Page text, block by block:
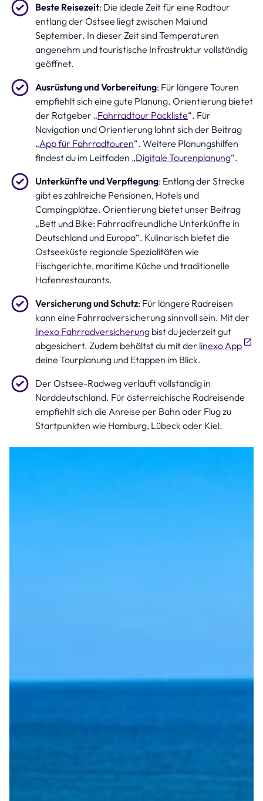
Beste Reisezeit: Die ideale Zeit für eine Radtour
entlang der Ostsee liegt zwischen Mai und
September. In dieser Zeit sind Temperaturen
angenehm und touristische Infrastruktur vollständig
geöffnet.
Ausrüstung und Vorbereitung: Für längere Touren
empfiehlt sich eine gute Planung. Orientierung bietet
der Ratgeber „Fahrradtour Packliste“. Für
Navigation und Orientierung lohnt sich der Beitrag
„App für Fahrradtouren“. Weitere Planungshilfen
findest du im Leitfaden „Digitale Tourenplanung“.
Unterkünfte und Verpflegung: Entlang der Strecke
gibt es zahlreiche Pensionen, Hotels und
Campingplätze. Orientierung bietet unser Beitrag
„Bett und Bike: Fahrradfreundliche Unterkünfte in
Deutschland und Europa“. Kulinarisch bietet die
Ostseeküste regionale Spezialitäten wie
Fischgerichte, maritime Küche und traditionelle
Hafenrestaurants.
Versicherung und Schutz: Für längere Radreisen
kann eine Fahrradversicherung sinnvoll sein. Mit der
linexo Fahrradversicherung bist du jederzeit gut
abgesichert. Zudem behältst du mit der linexo App
deine Tourplanung und Etappen im Blick.
Der Ostsee-Radweg verläuft vollständig in
Norddeutschland. Für österreichische Radreisende
empfiehlt sich die Anreise per Bahn oder Flug zu
Startpunkten wie Hamburg, Lübeck oder Kiel.